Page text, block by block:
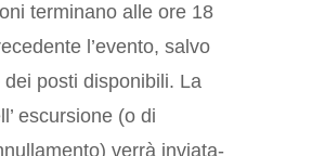
terminano alle ore 18
l’evento, salvo
posti disponibili. La
escursione (o di
verrà inviata-